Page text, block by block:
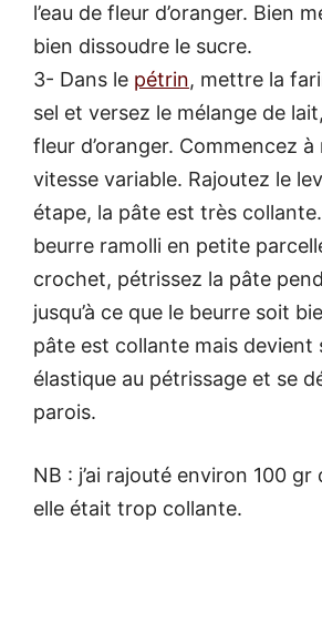
l’eau de fleur d’oranger. Bien
bien dissoudre le sucre.
3- Dans le pétrin, mettre la
sel et versez le mélange de
fleur d’oranger. Commencez à
vitesse variable. Rajoutez le
étape, la pâte est très
beurre ramolli en petite
crochet, pétrissez la pâte
jusqu’à ce que le beurre soit
pâte est collante mais devient
élastique au pétrissage et se
parois.
NB : j’ai rajouté environ 100
elle était trop collante.